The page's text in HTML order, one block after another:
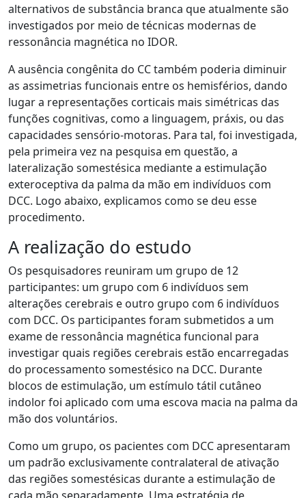
alternativos de substância branca que atualmente são
investigados por meio de técnicas modernas de
ressonância magnética no IDOR.
A ausência congênita do CC também poderia diminuir
as assimetrias funcionais entre os hemisférios, dando
lugar a representações corticais mais simétricas das
funções cognitivas, como a linguagem, práxis, ou das
capacidades sensório-motoras. Para tal, foi investigada,
pela primeira vez na pesquisa em questão, a
lateralização somestésica mediante a estimulação
exteroceptiva da palma da mão em indivíduos com
DCC. Logo abaixo, explicamos como se deu esse
procedimento.
A realização do estudo
Os pesquisadores reuniram um grupo de 12
participantes: um grupo com 6 indivíduos sem
alterações cerebrais e outro grupo com 6 indivíduos
com DCC. Os participantes foram submetidos a um
exame de ressonância magnética funcional para
investigar quais regiões cerebrais estão encarregadas
do processamento somestésico na DCC. Durante
blocos de estimulação, um estímulo tátil cutâneo
indolor foi aplicado com uma escova macia na palma da
mão dos voluntários.
Como um grupo, os pacientes com DCC apresentaram
um padrão exclusivamente contralateral de ativação
das regiões somestésicas durante a estimulação de